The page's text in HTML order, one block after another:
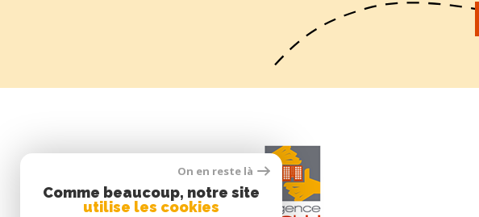
On en reste là
Comme beaucoup, notre site
utilise les cookies